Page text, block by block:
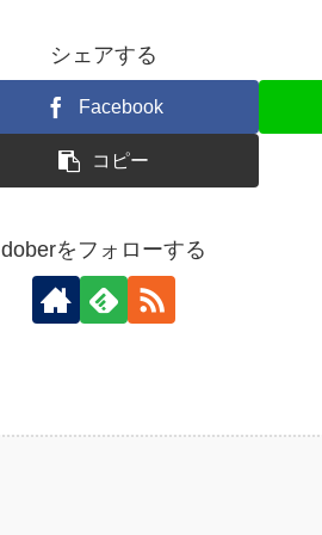
シェアする
Facebook
コピー
doberをフォローする